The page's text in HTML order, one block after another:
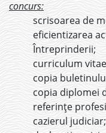
concurs:
scrisoarea de
eficientizarea
Întreprinderii;
curriculum vitae
copia
copia diplomei
referințe
cazierul judiciar;